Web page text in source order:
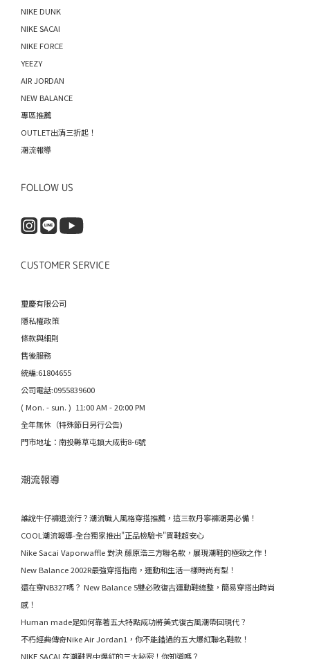
NIKE DUNK
NIKE SACAI
NIKE FORCE
YEEZY
AIR JORDAN
NEW BALANCE
專區推薦
OUTLET出清三折起！
潮流報導
FOLLOW US
CUSTOMER SERVICE
璽慶有限公司
隱私權政策
條款與細則
售後服務
統編:61804655
公司電話:0955839600
( Mon. - sun. ) 11:00 AM - 20:00 PM
全年無休（特殊節日另行公告)
門市地址：南投縣草屯鎮大成街8-6號
潮流報導
誰說牛仔褲退流行？潮流職人風格穿搭推薦，這三款丹寧褲潮男必備！
COOL潮流報導-全台獨家推出"正品檢驗卡"買鞋超安心
Nike Sacai Vaporwaffle 對決 藤原浩三方聯名款，展現潮鞋的極致之作！
New Balance 2002R最強穿搭指南，運動和生活一樣時尚有型！
還在穿NB327嗎？ New Balance 5雙必敗復古運動鞋總整，簡易穿搭出時尚
感！
Human made是如何靠著五大特點成功將美式復古風潮帶回現代？
不朽經典傳奇Nike Air Jordan1，你不能錯過的五大爆紅聯名鞋款！
NIKE SACAI 在潮鞋界中爆紅的三大秘密！你知道嗎？